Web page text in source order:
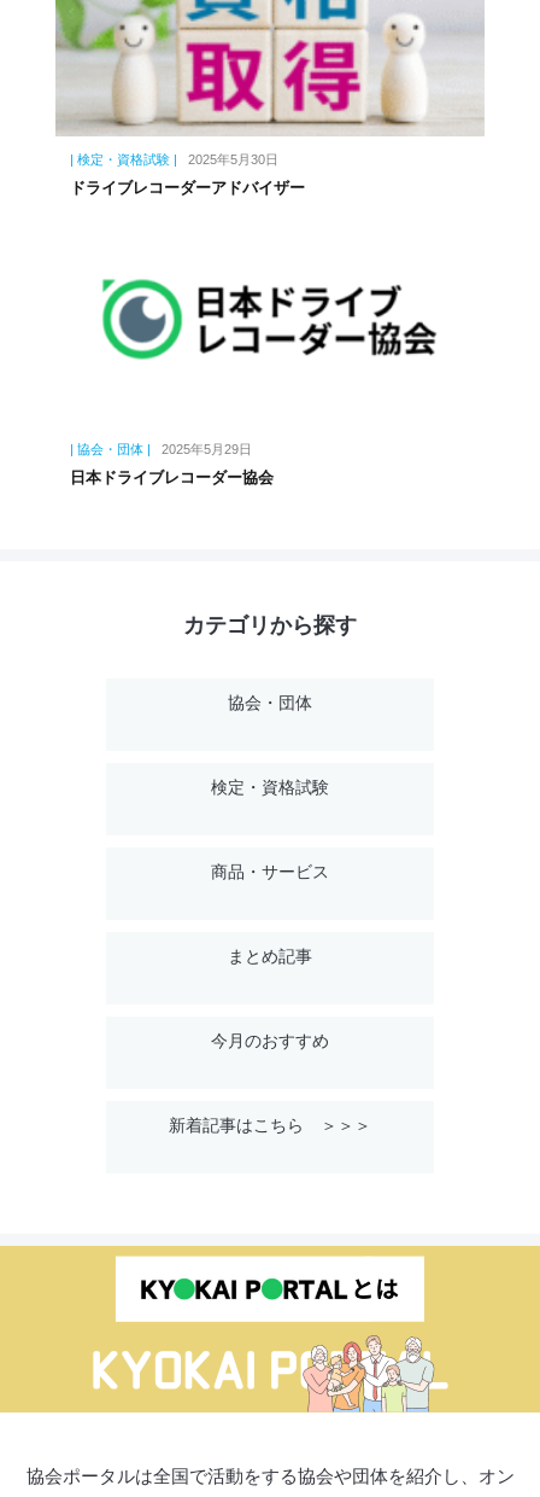
| 検定・資格試験 | 2025年5月30日
ドライブレコーダーアドバイザー
| 協会・団体 | 2025年5月29日
日本ドライブレコーダー協会
カテゴリから探す
協会・団体
検定・資格試験
商品・サービス
まとめ記事
今月のおすすめ
新着記事はこちら ＞＞＞
協会ポータルは全国で活動をする協会や団体を紹介し、オン